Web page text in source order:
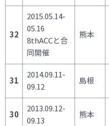
32
2015.05.14-
05.16
8thACCと合
同開催
熊本
31
2014.09.11-
09.12
島根
30
2013.09.12-
09.13
熊本